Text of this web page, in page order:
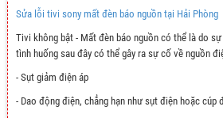
Sửa lỗi tivi sony mất đèn báo nguồn tại Hải Phòng
Tivi không bật - Mất đèn báo nguồn có thể là do
tình huống sau đây có thể gây ra sự cố về nguồn
- Sụt giảm điện áp
- Dao động điện, chẳng hạn như sụt điện hoặc cúp